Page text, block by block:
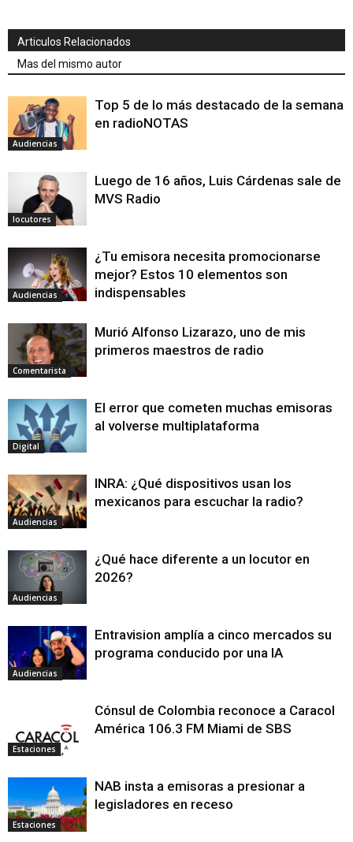
Articulos Relacionados
Mas del mismo autor
Audiencias
Top 5 de lo más destacado de la semana
en radioNOTAS
locutores
Luego de 16 años, Luis Cárdenas sale de
MVS Radio
Audiencias
¿Tu emisora necesita promocionarse
mejor? Estos 10 elementos son
indispensables
Comentarista
Murió Alfonso Lizarazo, uno de mis
primeros maestros de radio
Digital
El error que cometen muchas emisoras
al volverse multiplataforma
Audiencias
INRA: ¿Qué dispositivos usan los
mexicanos para escuchar la radio?
Audiencias
¿Qué hace diferente a un locutor en
2026?
Audiencias
Entravision amplía a cinco mercados su
programa conducido por una IA
Estaciones
Cónsul de Colombia reconoce a Caracol
América 106.3 FM Miami de SBS
Estaciones
NAB insta a emisoras a presionar a
legisladores en receso